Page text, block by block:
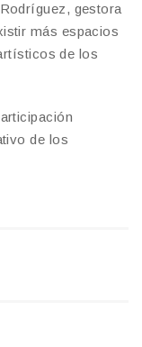
gestora
más espacios
de los
de los